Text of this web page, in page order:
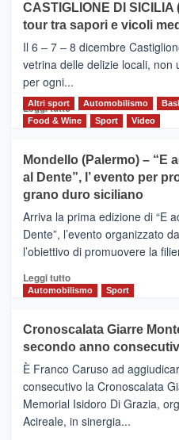
MOIO
ALCANTARA
–
Vivicittà,
alla
scoperta
del
territorio,
e
messaggi
di
CASTIGLIONE DI
tour tra sapori e vicoli
Il 6 – 7 – 8 dicembre
vetrina delle delizie locali,
per ogni...
Leggi tuttoLeggi
di
CASTIGLIONE
DI
SICILIA
(Ct)
–
Il
Borgo
Gusto,
il
tra
sapori
vicoli
medievali
Altri sport Automobilismo
Food & Wine
Sport Video
Mondello (Palermo) – “E
al Dente”, l’ evento per
grano duro siciliano
Arriva la prima edizione di “E
Dente”, l’evento organizzato
l’obiettivo di promuovere la
Leggi tuttoLeggi
di
Mondello
(Palermo)
–
“E
adesso
Pasta
–
Automobilismo Sport
Cronoscalata Giarre
secondo anno
È Franco Caruso ad
consecutivo la Cronoscalata
Memorial Isidoro Di Grazia,
Acireale, in sinergia...